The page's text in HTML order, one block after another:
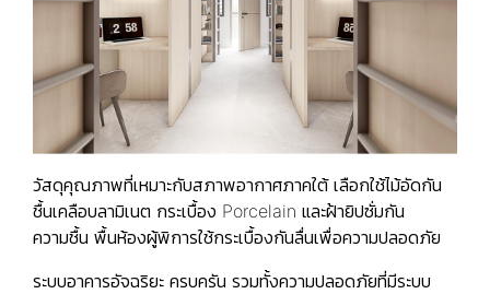
วัสดุคุณภาพที่เหมาะกับสภาพอากาศภาคใต้ เลือกใช้ไม้อัดกัน
ชื้นเคลือบลามิเนต กระเบื้อง Porcelain และฝ้ายิปซั่มกัน
ความชื้น พื้นห้องผู้พิการใช้กระเบื้องกันลื่นเพื่อความปลอดภัย
ระบบอาคารอัจฉริยะ ครบครัน รวมทั้งความปลอดภัยที่มีระบบ